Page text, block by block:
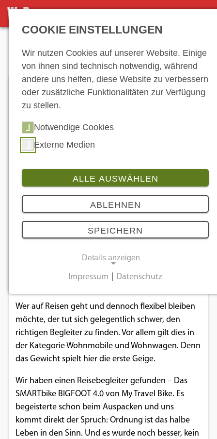
DETAILSEITE
Testride mit dem SMARTbike BIGFoot
Praktische Begleiter sind so gefragt wie nie. Vor
Wer auf Reisen geht und dennoch flexibel bleiben
möchte, der tut sich gelegentlich schwer, den
richtigen Begleiter zu finden. Vor allem gilt dies in
der Kategorie Wohnmobile und Wohnwagen. Denn
das Gewicht spielt hier die erste Geige.
Wir haben einen Reisebegleiter gefunden – Das
SMARTbike BIGFOOT 4.0 von My Travel Bike. Es
begeisterte schon beim Auspacken und uns
kommt direkt der Spruch: Ordnung ist das halbe
Leben in den Sinn. Und es wurde noch besser, kein
COOKIE EINSTELLUNGEN
Wir nutzen Cookies auf unserer Website. Einige
von ihnen sind technisch notwendig, während
andere uns helfen, diese Website zu verbessern
oder zusätzliche Funktionalitäten zur Verfügung
zu stellen.
Notwendige Cookies
Externe Medien
ALLE AUSWÄHLEN
ABLEHNEN
SPEICHERN
Details anzeigen
Notwendige Cookies ermöglichen
grundlegende Funktionen und sind für die
einwandfreie Funktion der Website
erforderlich.
Name:
cookie_consent
Zweck:
Dieser Cookie speichert die ausgewählten
Impressum Datenschutz